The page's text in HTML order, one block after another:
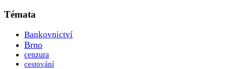
Témata
Bankovnictví
Brno
cenzura
cestování